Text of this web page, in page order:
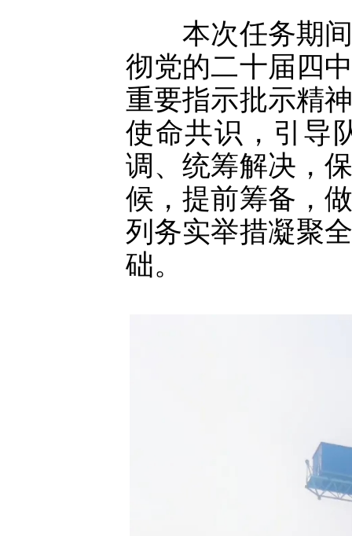
本次任务期间
彻党的二十届四
重要指示批示精
使命共识，引导
调、统筹解决，
候，提前筹备，
列务实举措凝聚
础。